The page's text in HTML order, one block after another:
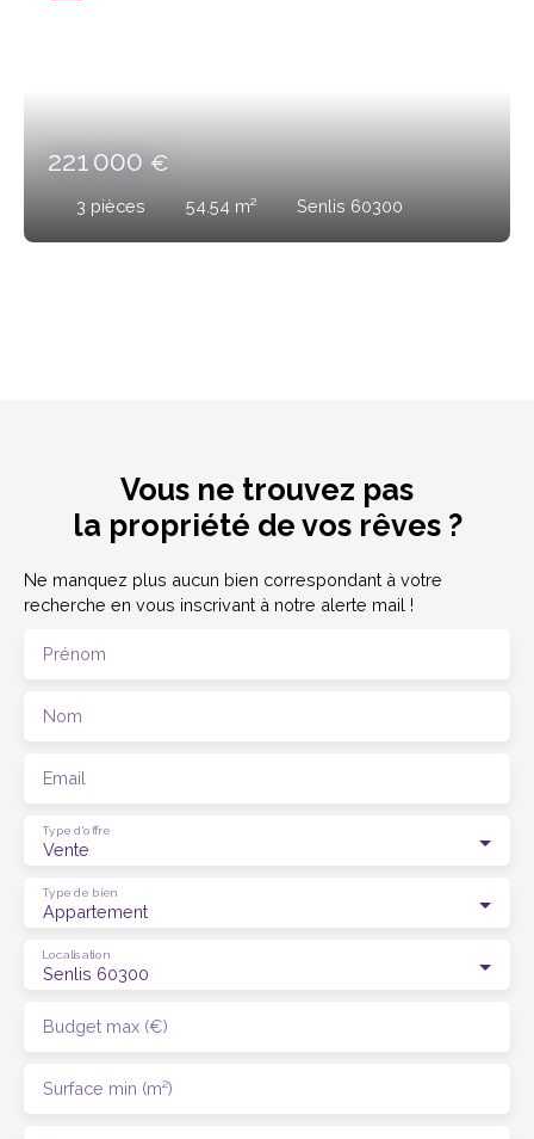
221 000€
3 pièces 54.54 m² Senlis 60300
Vous ne trouvez pas
la propriété de vos rêves ?
Ne manquez plus aucun bien correspondant à votre
recherche en vous inscrivant à notre alerte mail !
Prénom
Nom
Email
Vente
Type d'offre
Appartement
Type de bien
Senlis 60300
Localisation
Budget max (€)
Surface min (m²)